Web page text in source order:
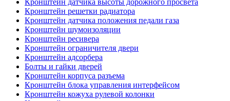
Кронштейн решетки радиатора
Кронштейн датчика положения педали газа
Кронштейн шумоизоляции
Кронштейн ресивера
Кронштейн ограничителя двери
Кронштейн адсорбера
Болты и гайки дверей
Кронштейн корпуса разъема
Кронштейн блока управления интерфейсом
Кронштейн кожуха рулевой колонки